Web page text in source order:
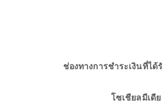
ช่องทางการชำระเงินที่ได้
โซเชียลมีเดีย